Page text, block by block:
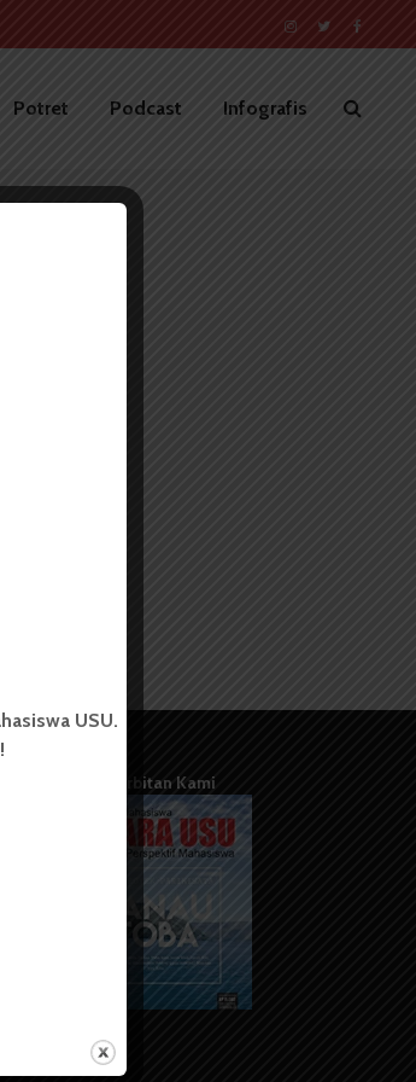
Potret Podcast Infografis
Terbitan Kami
USU.